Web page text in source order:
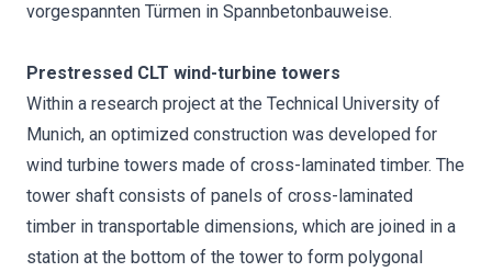
vorgespannten Türmen in Spannbetonbauweise.
Prestressed CLT wind-turbine towers
Within a research project at the Technical University of
Munich, an optimized construction was developed for
wind turbine towers made of cross-laminated timber. The
tower shaft consists of panels of cross-laminated
timber in transportable dimensions, which are joined in a
station at the bottom of the tower to form polygonal